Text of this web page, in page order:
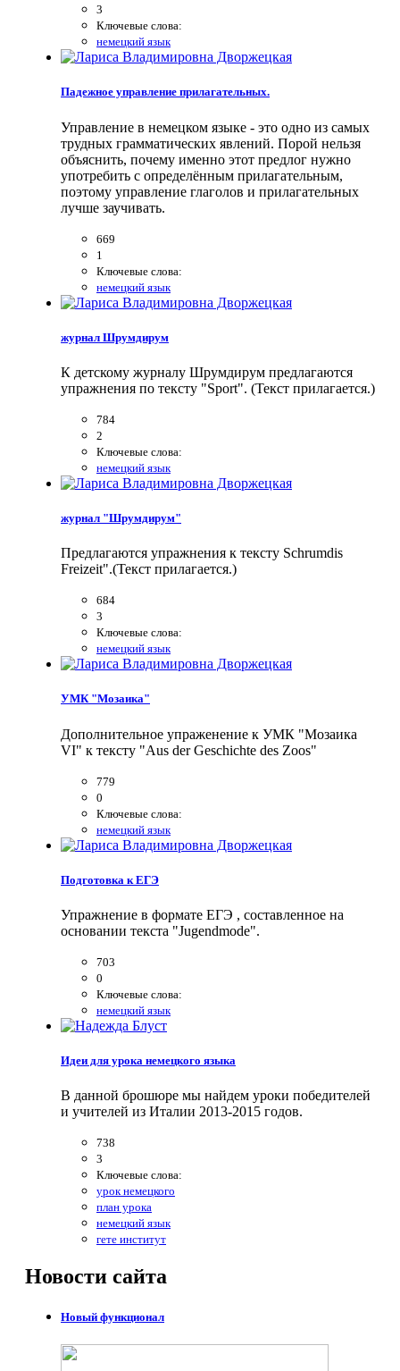
3
Ключевые слова:
немецкий язык
Падежное управление прилагательных.
Управление в немецком языке - это одно из самых
трудных грамматических явлений. Порой нельзя
объяснить, почему именно этот предлог нужно
употребить с определённым прилагательным,
поэтому управление глаголов и прилагательных
лучше заучивать.
669
1
Ключевые слова:
немецкий язык
журнал Шрумдирум
К детскому журналу Шрумдирум предлагаются
упражнения по тексту "Sport". (Текст прилагается.)
784
2
Ключевые слова:
немецкий язык
журнал "Шрумдирум"
Предлагаются упражнения к тексту Schrumdis
Freizeit".(Текст прилагается.)
684
3
Ключевые слова:
немецкий язык
УМК "Мозаика"
Дополнительное упраженение к УМК "Мозаика
VI" к тексту "Aus der Geschichte des Zoos"
779
0
Ключевые слова:
немецкий язык
Подготовка к ЕГЭ
Упражнение в формате ЕГЭ , составленное на
основании текста "Jugendmode".
703
0
Ключевые слова:
немецкий язык
Идеи для урока немецкого языка
В данной брошюре мы найдем уроки победителей
и учителей из Италии 2013-2015 годов.
738
3
Ключевые слова:
урок немецкого
план урока
немецкий язык
гете институт
Новости сайта
Новый функционал